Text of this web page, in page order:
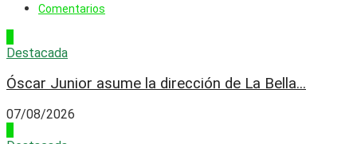
Comentarios
Destacada
Óscar Junior asume la dirección de La Bella...
07/08/2026